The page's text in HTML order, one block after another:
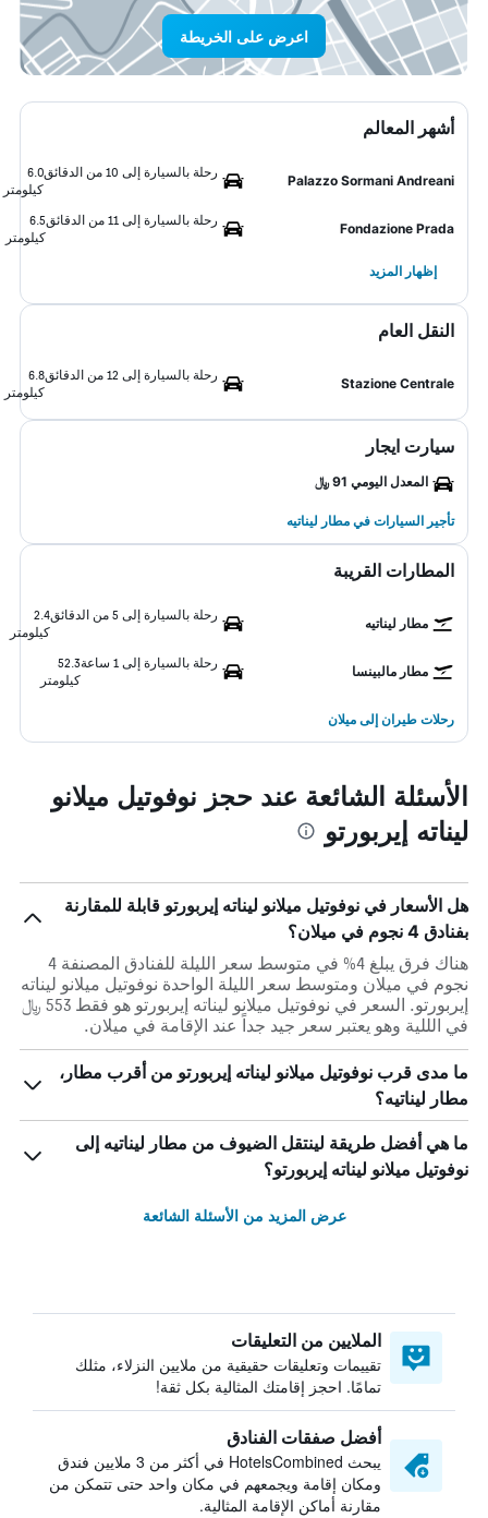
اعرض على الخريطة
أشهر المعالم
Palazzo Sormani Andreani
رحلة بالسيارة إلى 10 من الدقائق
6.0
كيلومتر
Fondazione Prada
رحلة بالسيارة إلى 11 من الدقائق
6.5
كيلومتر
إظهار المزيد
النقل العام
Stazione Centrale
رحلة بالسيارة إلى 12 من الدقائق
6.8
كيلومتر
سيارت ايجار
المعدل اليومي 91 ﷼
تأجير السيارات في مطار ليناتيه
المطارات القريبة
مطار ليناتيه
رحلة بالسيارة إلى 5 من الدقائق
2.4
كيلومتر
مطار مالبينسا
رحلة بالسيارة إلى 1 ساعة
52.3
كيلومتر
رحلات طيران إلى ميلان
الأسئلة الشائعة عند حجز نوفوتيل ميلانو
ليناته إيربورتو
هل الأسعار في نوفوتيل ميلانو ليناته إيربورتو قابلة للمقارنة
بفنادق 4 نجوم في ميلان؟
هناك فرق يبلغ 4% في متوسط ​​سعر الليلة للفنادق المصنفة 4
نجوم في ميلان ومتوسط ​​سعر الليلة الواحدة نوفوتيل ميلانو ليناته
إيربورتو. السعر في نوفوتيل ميلانو ليناته إيربورتو هو فقط 553 ﷼
في الللية وهو يعتبر سعر جيد جداً عند الإقامة في ميلان.
ما مدى قرب نوفوتيل ميلانو ليناته إيربورتو من أقرب مطار،
مطار ليناتيه؟
ما هي أفضل طريقة لينتقل الضيوف من مطار ليناتيه إلى
نوفوتيل ميلانو ليناته إيربورتو؟
عرض المزيد من الأسئلة الشائعة
الملايين من التعليقات
تقييمات وتعليقات حقيقية من ملايين النزلاء، مثلك
تمامًا. احجز إقامتك المثالية بكل ثقة!
أفضل صفقات الفنادق
يبحث HotelsCombined في أكثر من 3 ملايين فندق
ومكان إقامة ويجمعهم في مكان واحد حتى تتمكن من
مقارنة أماكن الإقامة المثالية.